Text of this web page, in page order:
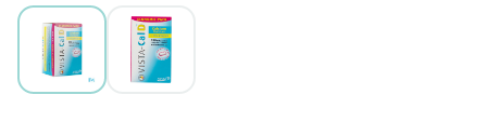
View larger imageView larger image